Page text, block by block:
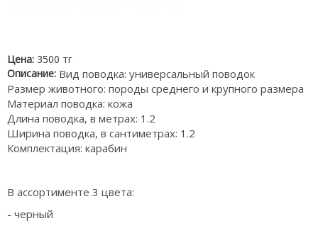
Цена: 3500 тг
Описание: Вид поводка: универсальный поводок
Размер животного: породы среднего и крупного размера
Материал поводка: кожа
Длина поводка, в метрах: 1.2
Ширина поводка, в сантиметрах: 1.2
Комплектация: карабин
В ассортименте 3 цвета:
- черный